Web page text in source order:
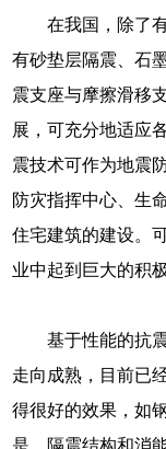
在我国，除了
有砂垫层隔震、石
震支座与摩擦滑移
展，可充分地适应
震技术可作为地震
防灾指挥中心、生
住宅建筑的建设。
业中起到巨大的积
基于性能的抗
走向成熟，目前已
得很好的效果，如
是，隔震结构和消